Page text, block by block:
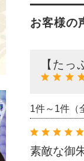
お客様の
【た
1件～1件（
素敵な御